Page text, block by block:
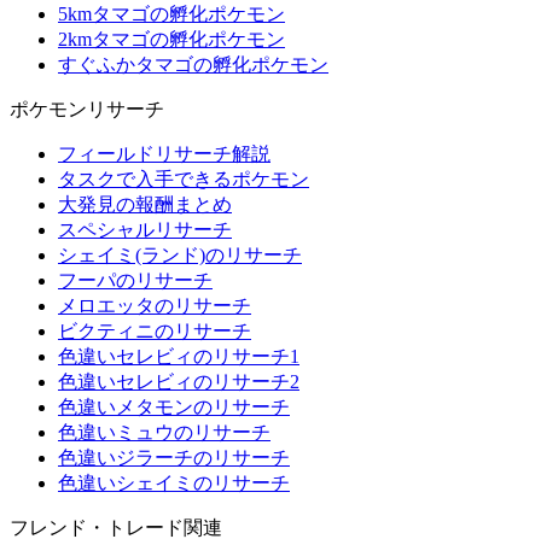
5kmタマゴの孵化ポケモン
2kmタマゴの孵化ポケモン
すぐふかタマゴの孵化ポケモン
ポケモンリサーチ
フィールドリサーチ解説
タスクで入手できるポケモン
大発見の報酬まとめ
スペシャルリサーチ
シェイミ(ランド)のリサーチ
フーパのリサーチ
メロエッタのリサーチ
ビクティニのリサーチ
色違いセレビィのリサーチ1
色違いセレビィのリサーチ2
色違いメタモンのリサーチ
色違いミュウのリサーチ
色違いジラーチのリサーチ
色違いシェイミのリサーチ
フレンド・トレード関連